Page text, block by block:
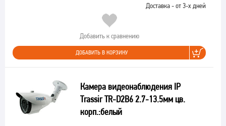
Доставка - от 3-х дней
Добавить к сравнению
ДОБАВИТЬ В КОРЗИНУ
Камера видеонаблюдения IP
Trassir TR-D2B6 2.7-13.5мм цв.
корп.:белый